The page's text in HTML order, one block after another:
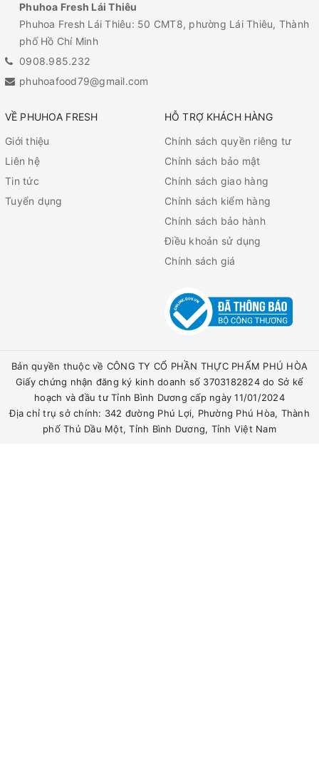
Phuhoa Fresh Lái Thiêu
Phuhoa Fresh Lái Thiêu: 50 CMT8, phường Lái Thiêu, Thành
phố Hồ Chí Minh
0908.985.232
phuhoafood79@gmail.com
VỀ PHUHOA FRESH
Giới thiệu
Liên hệ
Tin tức
Tuyển dụng
HỖ TRỢ KHÁCH HÀNG
Chính sách quyền riêng tư
Chính sách bảo mật
Chính sách giao hàng
Chính sách kiểm hàng
Chính sách bảo hành
Điều khoản sử dụng
Chính sách giá
Bản quyền thuộc về CÔNG TY CỔ PHẦN THỰC PHẨM PHÚ HÒA
Giấy chứng nhận đăng ký kinh doanh số 3703182824 do Sở kế
hoạch và đầu tư Tỉnh Bình Dương cấp ngày 11/01/2024
Địa chỉ trụ sở chính: 342 đường Phú Lợi, Phường Phú Hòa, Thành
phố Thủ Dầu Một, Tỉnh Bình Dương, Tỉnh Việt Nam